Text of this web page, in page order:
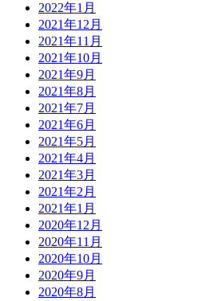
2022年1月
2021年12月
2021年11月
2021年10月
2021年9月
2021年8月
2021年7月
2021年6月
2021年5月
2021年4月
2021年3月
2021年2月
2021年1月
2020年12月
2020年11月
2020年10月
2020年9月
2020年8月